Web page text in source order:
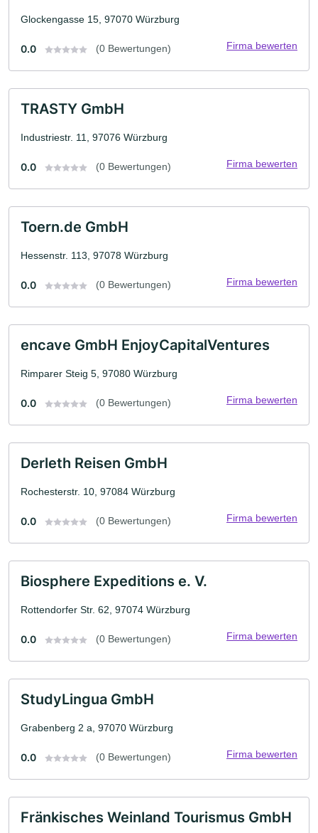
Glockengasse 15, 97070 Würzburg
0.0 (0 Bewertungen) Firma bewerten
TRASTY GmbH
Industriestr. 11, 97076 Würzburg
0.0 (0 Bewertungen) Firma bewerten
Toern.de GmbH
Hessenstr. 113, 97078 Würzburg
0.0 (0 Bewertungen) Firma bewerten
encave GmbH EnjoyCapitalVentures
Rimparer Steig 5, 97080 Würzburg
0.0 (0 Bewertungen) Firma bewerten
Derleth Reisen GmbH
Rochesterstr. 10, 97084 Würzburg
0.0 (0 Bewertungen) Firma bewerten
Biosphere Expeditions e. V.
Rottendorfer Str. 62, 97074 Würzburg
0.0 (0 Bewertungen) Firma bewerten
StudyLingua GmbH
Grabenberg 2 a, 97070 Würzburg
0.0 (0 Bewertungen) Firma bewerten
Fränkisches Weinland Tourismus GmbH